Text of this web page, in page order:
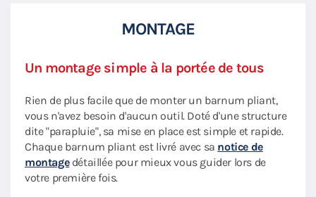
MONTAGE
Un montage simple à la portée de tous
Rien de plus facile que de monter un barnum pliant,
vous n'avez besoin d'aucun outil. Doté d'une structure
dite "parapluie", sa mise en place est simple et rapide.
Chaque barnum pliant est livré avec sa notice de
montagedétaillée pour mieux vous guider lors de
votre première fois.